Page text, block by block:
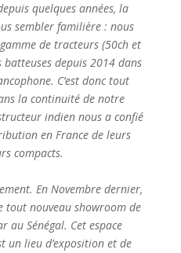
quelques années, la
sembler familière : nous
de tracteurs (50ch et
batteuses depuis 2014 dans
C’est donc tout
la continuité de notre
indien nous a confié
en France de leurs
compacts.
En Novembre dernier,
tout nouveau showroom de
au Sénégal. Cet espace
un lieu d’exposition et de